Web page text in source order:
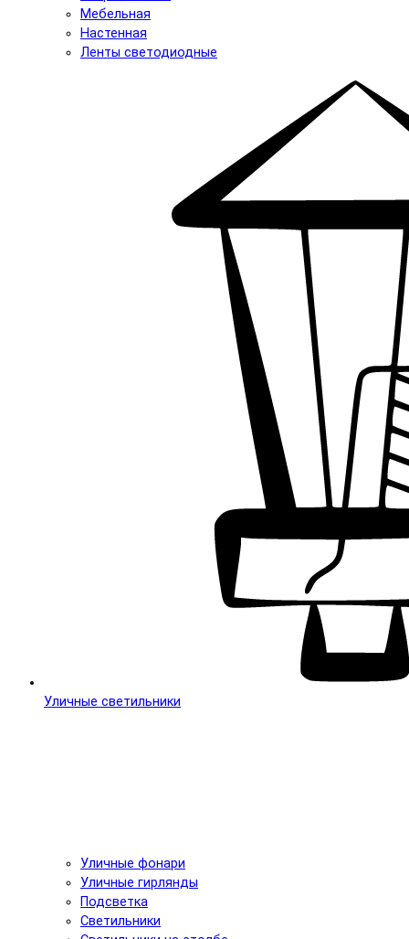
Мебельная
Настенная
Ленты светодиодные
Уличные светильники
Уличные фонари
Уличные гирлянды
Подсветка
Светильники